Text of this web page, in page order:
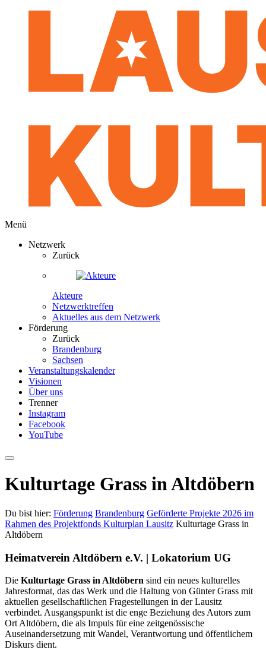
Menü
Netzwerk
Zurück
Akteure
Netzwerktreffen
Aktuelles aus dem Netzwerk
Förderung
Zurück
Brandenburg
Sachsen
Veranstaltungskalender
Visionen
Über uns
Trenner
Instagram
Facebook
YouTube
Kulturtage Grass in Altdöbern
Du bist hier: Förderung Brandenburg Geförderte Projekte 2026 im
Rahmen des Projektfonds Kulturplan Lausitz Kulturtage Grass in
Altdöbern
Heimatverein Altdöbern e.V. | Lokatorium UG
Die Kulturtage Grass in Altdöbern sind ein neues kulturelles
Jahresformat, das das Werk und die Haltung von Günter Grass mit
aktuellen gesellschaftlichen Fragestellungen in der Lausitz
verbindet. Ausgangspunkt ist die enge Beziehung des Autors zum
Ort Altdöbern, die als Impuls für eine zeitgenössische
Auseinandersetzung mit Wandel, Verantwortung und öffentlichem
Diskurs dient.